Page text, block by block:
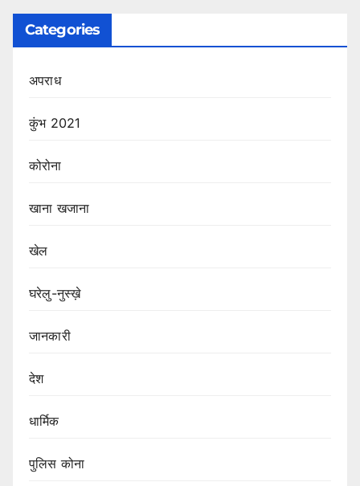
Categories
अपराध
कुंभ 2021
कोरोना
खाना खजाना
खेल
घरेलु-नुस्ख़े
जानकारी
देश
धार्मिक
पुलिस कोना